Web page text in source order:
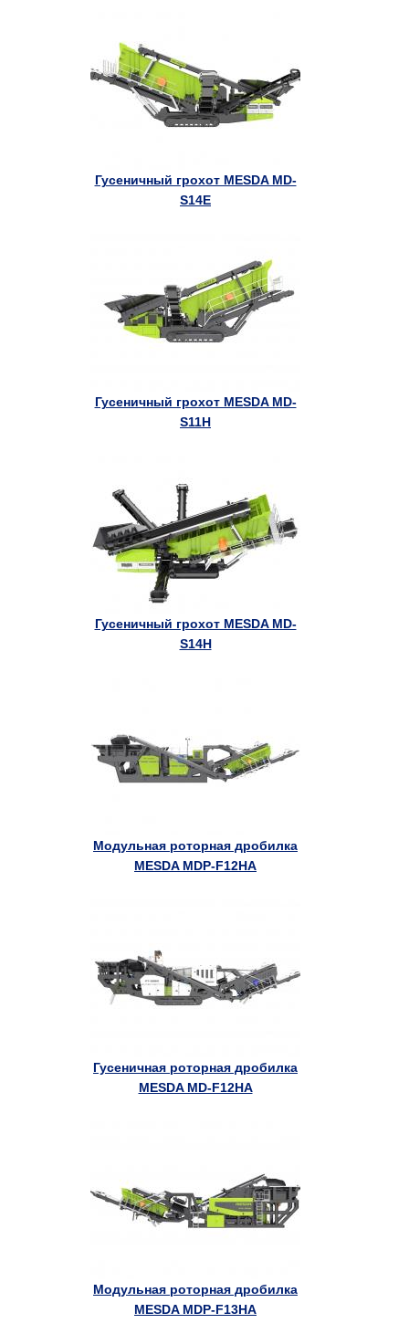
Гусеничный грохот MESDA MD-
S14E
Гусеничный грохот MESDA MD-
S11H
Гусеничный грохот MESDA MD-
S14H
Модульная роторная дробилка
MESDA MDP-F12HA
Гусеничная роторная дробилка
MESDA MD-F12HA
Модульная роторная дробилка
MESDA MDP-F13HA